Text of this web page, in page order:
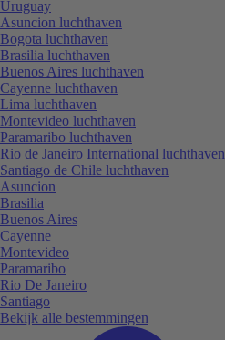
Uruguay
Asuncion luchthaven
Bogota luchthaven
Brasilia luchthaven
Buenos Aires luchthaven
Cayenne luchthaven
Lima luchthaven
Montevideo luchthaven
Paramaribo luchthaven
Rio de Janeiro International luchthaven
Santiago de Chile luchthaven
Asuncion
Brasilia
Buenos Aires
Cayenne
Montevideo
Paramaribo
Rio De Janeiro
Santiago
Bekijk alle bestemmingen